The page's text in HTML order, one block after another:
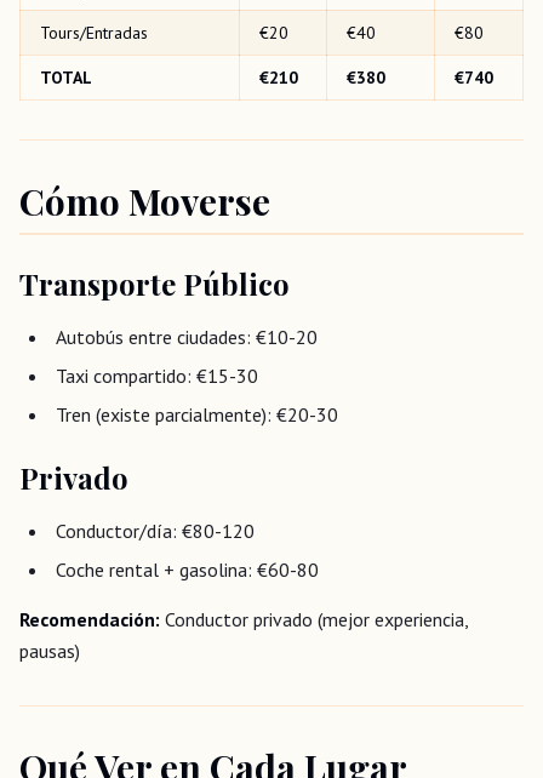
Tours/Entradas €20 €40 €80
TOTAL €210 €380 €740
Cómo Moverse
Transporte Público
Autobús entre ciudades: €10-20
Taxi compartido: €15-30
Tren (existe parcialmente): €20-30
Privado
Conductor/día: €80-120
Coche rental + gasolina: €60-80
Recomendación: Conductor privado (mejor experiencia,
pausas)
Qué Ver en Cada Lugar